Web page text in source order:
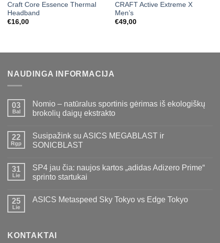
Craft Core Essence Thermal
Headband
€16,00
CRAFT Active Extreme X
Men’s
€49,00
NAUDINGA INFORMACIJA
03
Bal
Nomio – natūralus sportinis gėrimas iš ekologiškų
brokolių daigų ekstrakto
22
Rgp
Susipažink su ASICS MEGABLAST ir
SONICBLAST
31
Lie
SP4 jau čia: naujos kartos „adidas Adizero Prime“
sprinto startukai
25
Lie
ASICS Metaspeed Sky Tokyo vs Edge Tokyo
KONTAKTAI